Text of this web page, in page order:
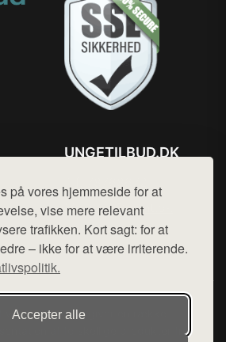
på vores hjemmeside for at
vise mere relevant
trafikken. Kort sagt: for at
– ikke for at være irriterende.
Accepter alle
UNGETILBUD.DK
Mail: hej@want.dk
Cookie- og privatlivspolitik
want.dk, der udgiver en række
af forskellige produkter fra